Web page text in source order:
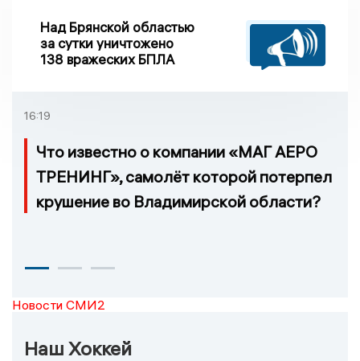
Над Брянской областью
за сутки уничтожено
138 вражеских БПЛА
16:19
Что известно о компании «МАГ АЕРО
ТРЕНИНГ», самолёт которой потерпел
крушение во Владимирской области?
Новости СМИ2
Наш Хоккей